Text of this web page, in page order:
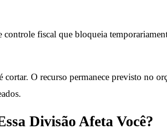
fiscal que bloqueia
O recurso permanece previsto no
Divisão Afeta Você?